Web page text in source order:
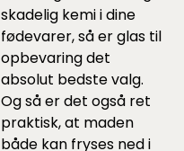
skadelig kemi i dine
fødevarer, så er glas til
opbevaring det
absolut bedste valg.
Og så er det også ret
praktisk, at maden
både kan fryses ned i